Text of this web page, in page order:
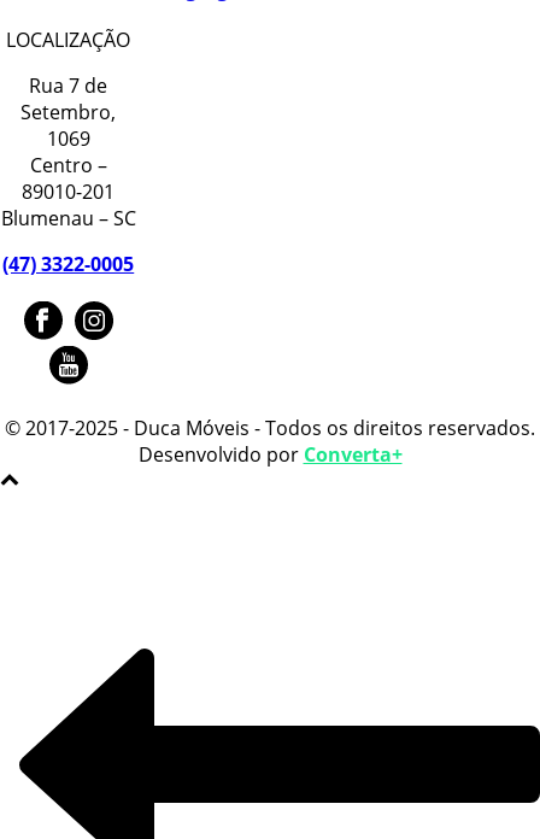
LOCALIZAÇÃO
Rua 7 de
Setembro,
1069
Centro –
89010-201
Blumenau – SC
(47) 3322-0005
© 2017-2025 - Duca Móveis - Todos os direitos reservados.
Desenvolvido por Converta+